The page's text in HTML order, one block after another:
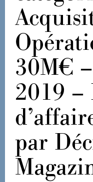
30M€
2019 –
par